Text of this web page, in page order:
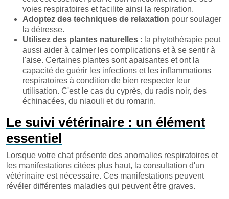
voies respiratoires et facilite ainsi la respiration.
Adoptez des techniques de relaxation pour soulager
la détresse.
Utilisez des plantes naturelles : la phytothérapie peut
aussi aider à calmer les complications et à se sentir à
l'aise. Certaines plantes sont apaisantes et ont la
capacité de guérir les infections et les inflammations
respiratoires à condition de bien respecter leur
utilisation. C'est le cas du cyprès, du radis noir, des
échinacées, du niaouli et du romarin.
Le suivi vétérinaire : un élément
essentiel
Lorsque votre chat présente des anomalies respiratoires et
les manifestations citées plus haut, la consultation d'un
vétérinaire est nécessaire. Ces manifestations peuvent
révéler différentes maladies qui peuvent être graves.